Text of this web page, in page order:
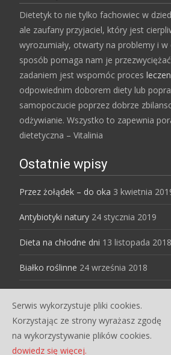
Dietetyk to nie tylko fachowiec w
ale zaufany przyjaciel, który jest
wyrozumiały, otwarty na problemy i w
sposób pomaga nam je
zadaniem jest wspomóc proces
odpowiednim doborem diety lub
samopoczucie poprzez dobrze
odżywianie. Wszystko to zapewnia
dietetyczna – Vitalinia
Ostatnie wpisy
Przez żołądek – do oka 3 kwietnia
Antybiotyki natury 24 stycznia 2019
Dieta na chłodne dni 13 listopada 2018
Białko roślinne 24 września 2018
Copyright © Dietetyk dla Ciebie
Powered by WordPress , Designed and
templatesnext
Serwis wykorzystuje pliki cookies.
Korzystając ze strony wyrażasz zgodę
na wykorzystywanie plików cookies.
dowiedz się więcej.